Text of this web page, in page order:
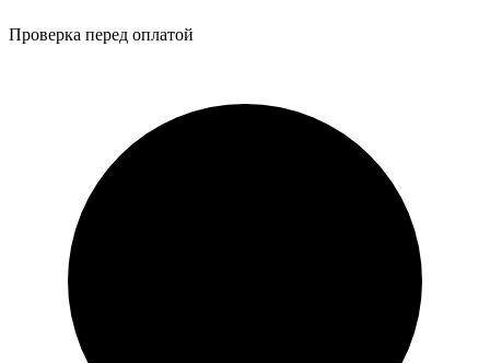
Проверка перед оплатой